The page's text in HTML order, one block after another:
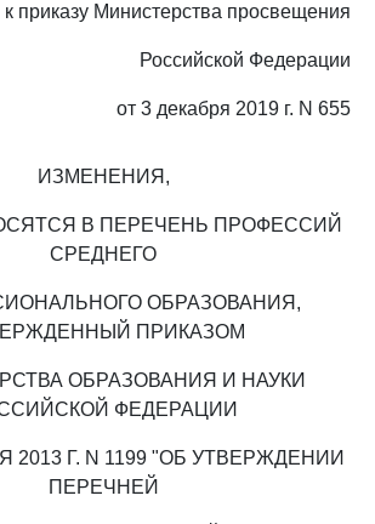
к приказу Министерства просвещения
Российской Федерации
от 3 декабря 2019 г. N 655
ИЗМЕНЕНИЯ,
В ПЕРЕЧЕНЬ ПРОФЕССИЙ
СРЕДНЕГО
ОБРАЗОВАНИЯ,
ПРИКАЗОМ
ОБРАЗОВАНИЯ И НАУКИ
ФЕДЕРАЦИИ
2013 Г. N 1199 "ОБ УТВЕРЖДЕНИИ
ПЕРЕЧНЕЙ